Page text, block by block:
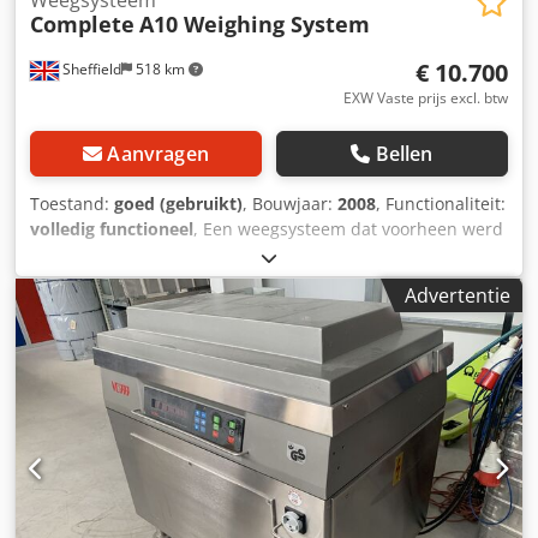
Sheffield 518 km
Complete A10 Weighing System
€ 10.700
EXW Vaste prijs excl. btw
Aanvragen Bellen
Toestand: goed (gebruikt), Bouwjaar: 2008, Functionaliteit:
volledig functioneel, Een weegsysteem dat voorheen werd
gebruikt voor het verpakken van harde snoepjes, maar
geschikt is voor allerlei soorten snacks, zoetwaren, noten,
zaden, enz. Voorzien van de volgende apparatuur: 1 x AST-
2-1 roestvrijstalen bunker en trilgootsysteem met
handmatige schuif. Interne afmetingen bunker: 795 mm
lang x 795 mm breed. Totale afmetingen: 1100 mm lang x
880 mm breed x 1150 mm hoog. 1 x AST-3-5 roestvrijstalen
elevator met bakjes. Afmetingen per bakje: 380 mm lang x
115 mm breed x 60 mm hoog. Totale afmetingen: 2650 mm
lang x 680 mm breed x 3400 mm hoog. 1 x A10, 10-kops
multihead weger met touchscreen-bedieningspaneel en
1,6L gladde weegpannen. Programmeerbaar voor
Advertentie